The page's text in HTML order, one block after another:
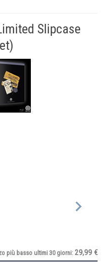
Slipcase
più basso ultimi 30 giorni: 29,99 €